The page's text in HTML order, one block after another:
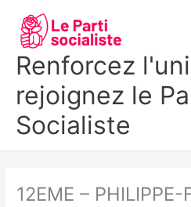
contenu
Renforcez
rejoignez le
Socialiste
12EME – PHILIPPE-